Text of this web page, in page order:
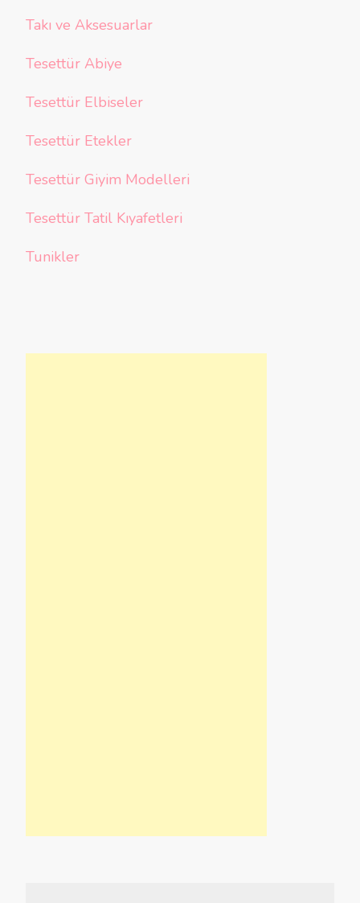
Takı ve Aksesuarlar
Tesettür Abiye
Tesettür Elbiseler
Tesettür Etekler
Tesettür Giyim Modelleri
Tesettür Tatil Kıyafetleri
Tunikler